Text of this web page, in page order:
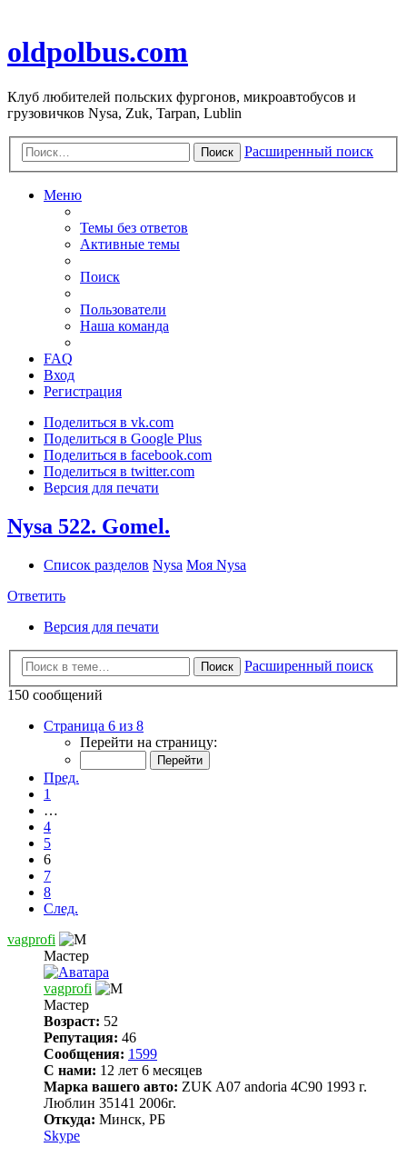
oldpolbus.com
Клуб любителей польских фургонов, микроавтобусов и
грузовичков Nysa, Zuk, Tarpan, Lublin
Поиск Расширенный поиск
Меню
Темы без ответов
Активные темы
Поиск
Пользователи
Наша команда
FAQ
Вход
Регистрация
Поделиться в vk.com
Поделиться в Google Plus
Поделиться в facebook.com
Поделиться в twitter.com
Версия для печати
Nysa 522. Gomel.
Список разделов Nysa Моя Nysa
Ответить
Версия для печати
Поиск
Расширенный поиск
150 сообщений
Страница 6 из 8
Перейти на страницу:
Пред.
1
…
4
5
6
7
8
След.
vagprofi
Мастер
vagprofi
Мастер
Возраст: 52
Репутация: 46
Сообщения: 1599
С нами: 12 лет 6 месяцев
Марка вашего авто: ZUK A07 andoria 4C90 1993 г.
Люблин 35141 2006г.
Откуда: Минск, РБ
Skype